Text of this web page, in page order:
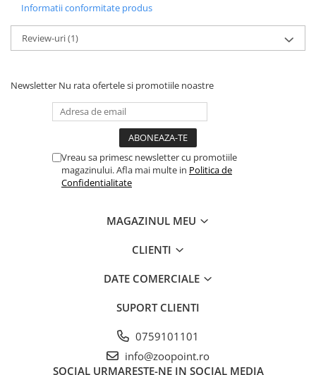
Informatii conformitate produs
Review-uri(1)
Newsletter Nu rata ofertele si promotiile noastre
Vreau sa primesc newsletter cu promotiile
magazinului. Afla mai multe in Politica de
Confidentialitate
MAGAZINUL MEU
CLIENTI
DATE COMERCIALE
SUPORT CLIENTI
0759101101
info@zoopoint.ro
SOCIAL URMARESTE-NE IN SOCIAL MEDIA